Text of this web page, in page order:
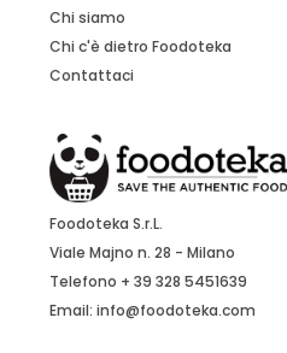
Chi siamo
Chi c'è dietro Foodoteka
Contattaci
Foodoteka S.r.L.
Viale Majno n. 28 - Milano
Telefono + 39 328 5451639
Email:info@foodoteka.com